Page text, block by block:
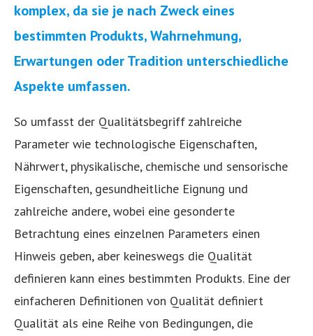
komplex, da sie je nach Zweck eines
bestimmten Produkts, Wahrnehmung,
Erwartungen oder Tradition unterschiedliche
Aspekte umfassen.
So umfasst der Qualitätsbegriff zahlreiche
Parameter wie technologische Eigenschaften,
Nährwert, physikalische, chemische und sensorische
Eigenschaften, gesundheitliche Eignung und
zahlreiche andere, wobei eine gesonderte
Betrachtung eines einzelnen Parameters einen
Hinweis geben, aber keineswegs die Qualität
definieren kann eines bestimmten Produkts. Eine der
einfacheren Definitionen von Qualität definiert
Qualität als eine Reihe von Bedingungen, die